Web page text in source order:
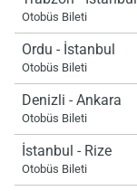
Otobüs Bileti
Ordu - İstanbul
Otobüs Bileti
Denizli - Ankara
Otobüs Bileti
İstanbul - Rize
Otobüs Bileti